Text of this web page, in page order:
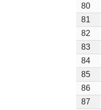
80
81
82
83
84
85
86
87